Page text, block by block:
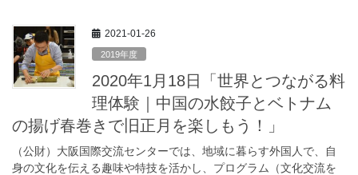
2021-01-26
2019年度
2020年1月18日「世界とつながる料
理体験｜中国の水餃子とベトナム
の揚げ春巻きで旧正月を楽しもう！」
（公財）大阪国際交流センターでは、地域に暮らす外国人で、自
身の文化を伝える趣味や特技を活かし、プログラム（文化交流を